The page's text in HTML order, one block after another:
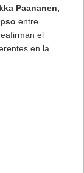
el
de juego
nunca
de
de la